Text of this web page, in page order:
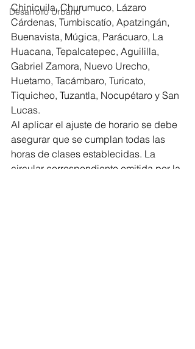
Desarrollo Urbano
Chinicuila, Churumuco, Lázaro
Cárdenas, Tumbiscatío, Apatzingán,
Buenavista, Múgica, Parácuaro, La
Huacana, Tepalcatepec, Aguililla,
Gabriel Zamora, Nuevo Urecho,
Huetamo, Tacámbaro, Turicato,
Tiquicheo, Tuzantla, Nocupétaro y San
Lucas.
Al aplicar el ajuste de horario se debe
asegurar que se cumplan todas las
horas de clases establecidas. La
circular correspondiente emitida por la